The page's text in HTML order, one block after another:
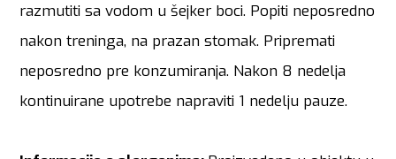
razmutiti sa vodom u šejker boci. Popiti neposredno
nakon treninga, na prazan stomak. Pripremati
neposredno pre konzumiranja. Nakon 8 nedelja
kontinuirane upotrebe napraviti 1 nedelju pauze.